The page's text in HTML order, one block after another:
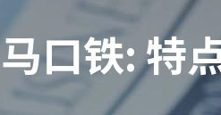
马口铁: 特